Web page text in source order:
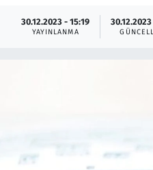
30.12.2023 - 15:19
YAYINLANMA